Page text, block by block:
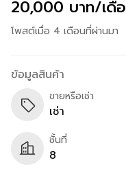
20,000 บาท/เดื
โพสต์เมื่อ 4 เดือนที่ผ่านมา
ข้อมูลสินค้า
ขายหรือเช่า
เช่า
ชั้นที่
8